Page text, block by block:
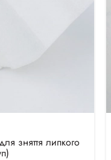
зняття липкого